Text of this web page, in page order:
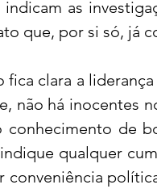
as
fica clara a
não há inocentes
de
qualquer
conveniência